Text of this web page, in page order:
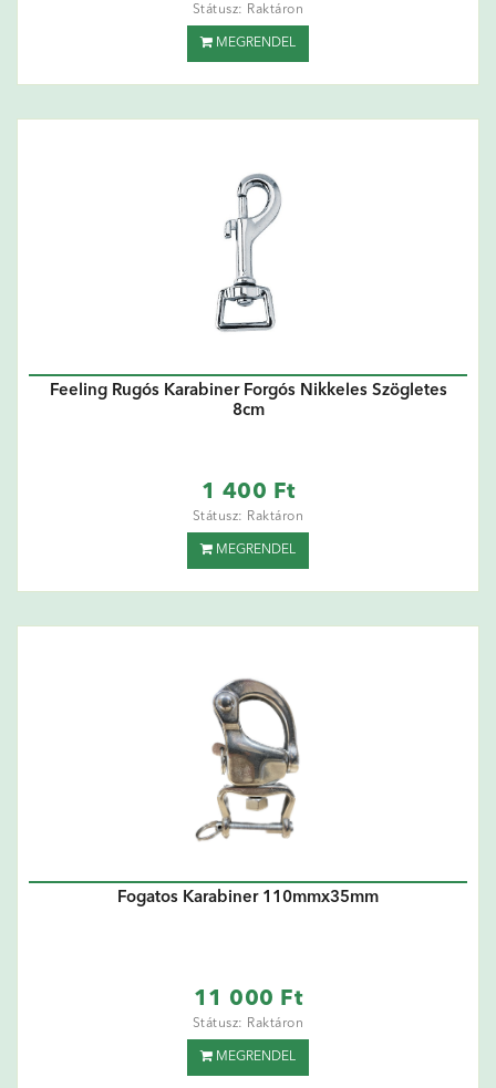
Státusz: Raktáron
MEGRENDEL
Feeling Rugós Karabiner Forgós Nikkeles Szögletes
8cm
1 400 Ft
Státusz: Raktáron
MEGRENDEL
Fogatos Karabiner 110mmx35mm
11 000 Ft
Státusz: Raktáron
MEGRENDEL